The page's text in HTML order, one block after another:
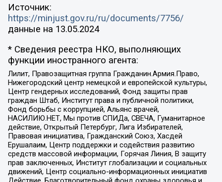
Источник:
https://minjust.gov.ru/ru/documents/7756/
данные на 13.05.2024
* Сведения реестра НКО, выполняющих
функции иностранного агента:
Лилит, Правозащитная группа Гражданин.Армия.Право,
Нижегородский центр немецкой и европейской культуры,
Центр гендерных исследований, Фонд защиты прав
граждан Штаб, Институт права и публичной политики,
Фонд борьбы с коррупцией, Альянс врачей,
НАСИЛИЮ.НЕТ, Мы против СПИДа, СВЕЧА, Гуманитарное
действие, Открытый Петербург, Лига Избирателей,
Правовая инициатива, Гражданский Союз, Хасдей
Ерушалаим, Центр поддержки и содействия развитию
средств массовой информации, Горячая Линия, В защиту
прав заключенных, Институт глобализации и социальных
движений, Центр социально-информационных инициатив